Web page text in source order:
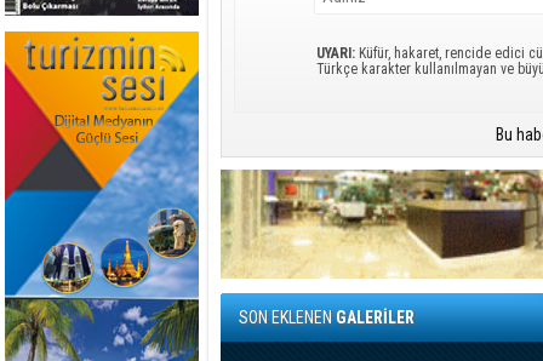
UYARI: Küfür, hakaret, rencide edici
Türkçe karakter kullanılmayan ve
Bu
SON EKLENENGALERİLER